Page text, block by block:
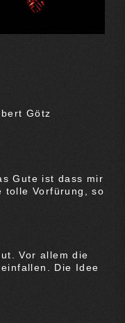
Götz
Gute ist dass mir
tolle Vorfürung, so
Vor allem die
Die Idee